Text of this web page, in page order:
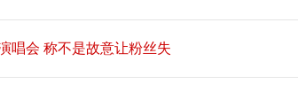
唱会 称不是故意让粉丝失
唱会 称不是故意让粉丝失